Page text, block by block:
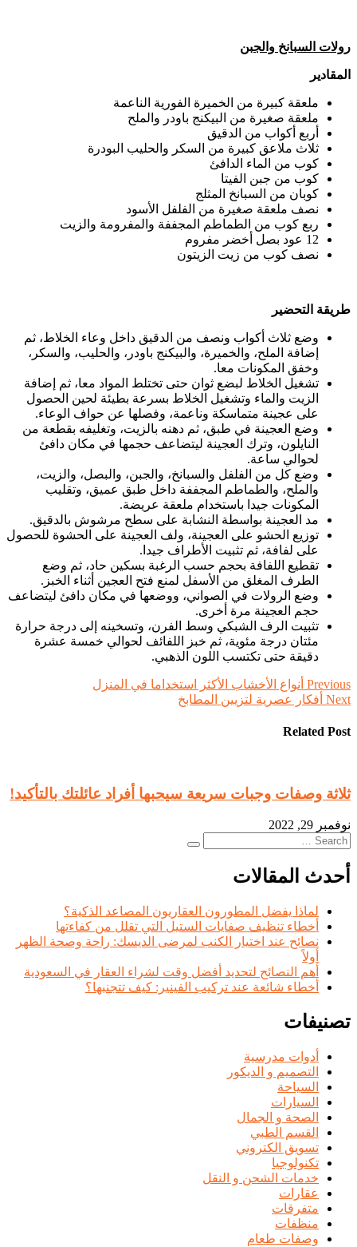
رولات السبانخ والجبن
المقادير
ملعقة كبيرة من الخميرة الفورية الناعمة
ملعقة صغيرة من البيكنج باودر والملح
أربع أكواب من الدقيق
ثلاث ملاعق كبيرة من السكر والحليب البودرة
كوب من الماء الدافئ
كوب من جبن الفيتا
كوبان من السبانخ المثلج
نصف ملعقة صغيرة من الفلفل الأسود
ربع كوب من الطماطم المجففة والمفرومة والزيت
12 عود بصل أخضر مفروم
نصف كوب من زيت الزيتون
طريقة التحضير
وضع ثلاث أكواب ونصف من الدقيق داخل وعاء الخلاط، ثم
إضافة الملح، والخميرة، والبيكنج باودر، والحليب، والسكر،
وخفق المكونات معا.
تشغيل الخلاط لبضع ثوان حتى تختلط المواد معا، ثم إضافة
الزيت والماء وتشغيل الخلاط بسرعة بطيئة لحين الحصول
على عجينة متماسكة وناعمة، وفصلها عن حواف الوعاء.
وضع العجينة في طبق، ثم دهنه بالزيت، وتغليفه بقطعة من
النايلون، وترك العجينة ليتضاعف حجمها في مكان دافئ
لحوالي ساعة.
وضع كل من الفلفل والسبانخ، والجبن، والبصل، والزيت،
والملح، والطماطم المجففة داخل طبق عميق، وتقليب
المكونات جيدا باستخدام ملعقة عريضة.
مد العجينة بواسطة النشابة على سطح مرشوش بالدقيق.
توزيع الحشو على العجينة، ولف العجينة على الحشوة للحصول
على لفافة، ثم تثبيت الأطراف جيدا.
تقطيع اللفافة بحجم حسب الرغبة بسكين حاد، ثم وضع
الطرف المغلق من الأسفل لمنع فتح العجين أثناء الخبز.
وضع الرولات في الصواني، ووضعها في مكان دافئ ليتضاعف
حجم العجينة مرة أخرى.
تثبيت الرف الشبكي وسط الفرن، وتسخينه إلى درجة حرارة
مئتان درجة مئوية، ثم خبز اللفائف لحوالي خمسة عشرة
دقيقة حتى تكتسب اللون الذهبي.
تصفّح
المقالات
Previous أنواع الأخشاب الأكثر استخداما في المنزل
Next أفكار عصرية لتزيين المطابخ
Related Post
ثلاثة وصفات وجبات سريعة سيحبها أفراد عائلتك بالتأكيد!
نوفمبر 29, 2022
Search
for:
Search
أحدث المقالات
لماذا يفضل المطورون العقاريون المصاعد الذكية؟
أخطاء تنظيف صفايات الستيل التي تقلل من كفاءتها
نصائح عند اختيار الكنب لمرضى الديسك: راحة وصحة الظهر
أولاً
أهم النصائح لتحديد أفضل وقت لشراء العقار في السعودية
أخطاء شائعة عند تركيب الفينير: كيف تتجنبها؟
تصنيفات
أدوات مدرسية
التصميم و الديكور
السياحة
السيارات
الصحة و الجمال
القسم الطبي
تسويق الكتروني
تكنولوجيا
خدمات الشحن و النقل
عقارات
متفرقات
منظفات
وصفات طعام